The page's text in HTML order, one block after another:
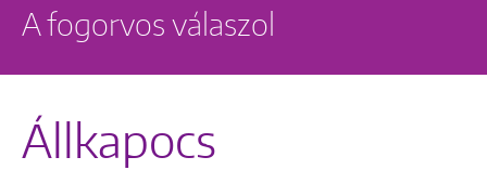
A fogorvos válaszol
Állkapocs